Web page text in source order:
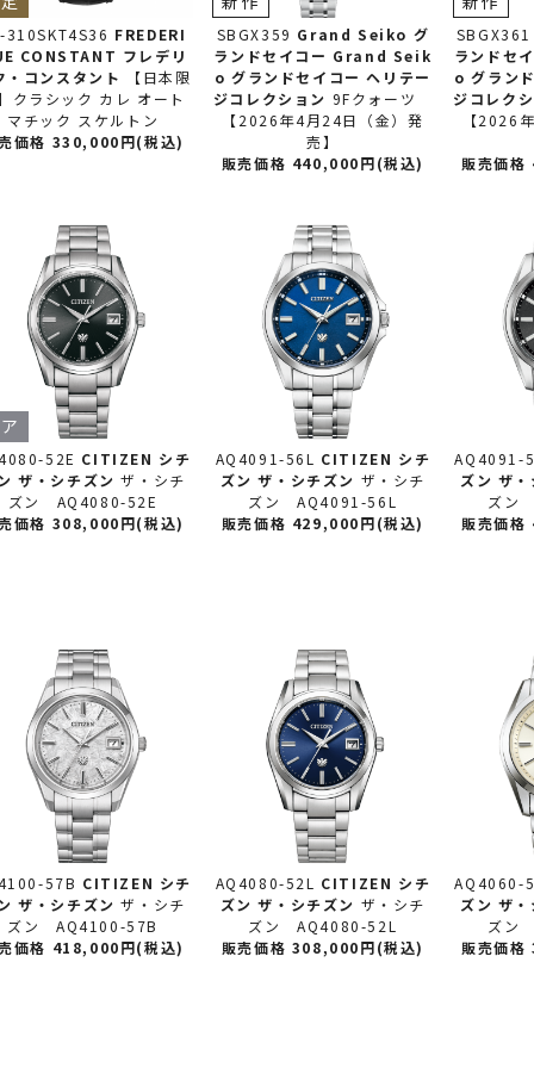
310SKT4S36 FREDERI
CONSTANT フレデリ
・コンスタント
【日本限
クラシック カレ オート
マチック スケルトン
価格 330,000円(税込)
SBGX359 Grand Seiko グ
ランドセイコー Grand Seik
o グランドセイコー ヘリテー
ジコレクション 9Fクォーツ
【2026年4月24日（金）発
売】
販売価格 440,000円(税込)
SBGX361
ランドセ
o グラン
ジコレク
【2026
販売価
52E CITIZEN シチ
ザ・シチズンザ・シチ
ズン AQ4080-52E
価格 308,000円(税込)
AQ4091-56L
CITIZEN シチ
ズン ザ・シチズン ザ・シチ
ズン AQ4091-56L
販売価格 429,000円(税込)
AQ4091-
ズン ザ
ズン
販売価
57B CITIZEN シチ
ザ・シチズンザ・シチ
ズン AQ4100-57B
価格 418,000円(税込)
AQ4080-52L
CITIZEN シチ
ズン ザ・シチズン ザ・シチ
ズン AQ4080-52L
販売価格 308,000円(税込)
AQ4060-
ズン ザ
ズン
販売価